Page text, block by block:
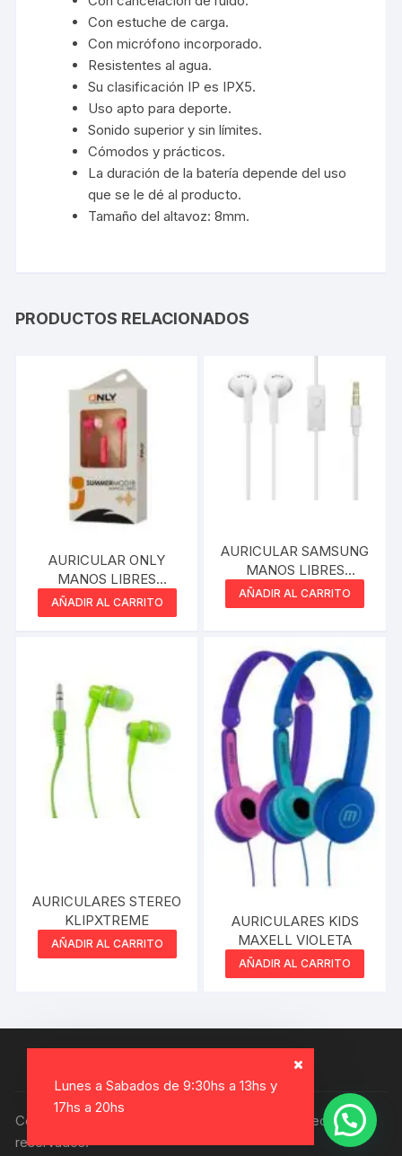
Lunes a Sabados de 9:30hs a 13hs y
17hs a 20hs
Con estuche de carga.
Con micrófono incorporado.
Resistentes al agua.
Su clasificación IP es IPX5.
Uso apto para deporte.
Sonido superior y sin límites.
Cómodos y prácticos.
La duración de la batería depende del uso
que se le dé al producto.
Tamaño del altavoz: 8mm.
PRODUCTOS RELACIONADOS
AURICULAR ONLY
MANOS LIBRES
SUMMER MOD18 ROSA
AÑADIR AL CARRITO
AURICULAR SAMSUNG
MANOS LIBRES
REPLICA
AÑADIR AL CARRITO
AURICULARES STEREO
KLIPXTREME
AÑADIR AL CARRITO
AURICULARES KIDS
MAXELL VIOLETA
AÑADIR AL CARRITO
Copyright © 2026, Electro Gamer. Todos los derechos
reservados.